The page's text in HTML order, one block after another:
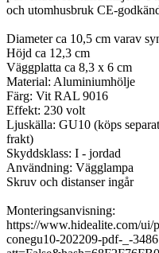
och utomhusbruk CE-
Diameter ca 10,5 cm varav
Höjd ca 12,3 cm
Väggplatta ca 8,3 x 6 cm
Material: Aluminiumhölje
Färg: Vit RAL 9016
Effekt: 230 volt
Ljuskälla: GU10 (köps
frakt)
Skyddsklass: I - jordad
Användning: Vägglampa
Skruv och distanser ingår
Monteringsanvisning:
https://www.hidealite.com/ui/
conegu10-202209-pdf-_-